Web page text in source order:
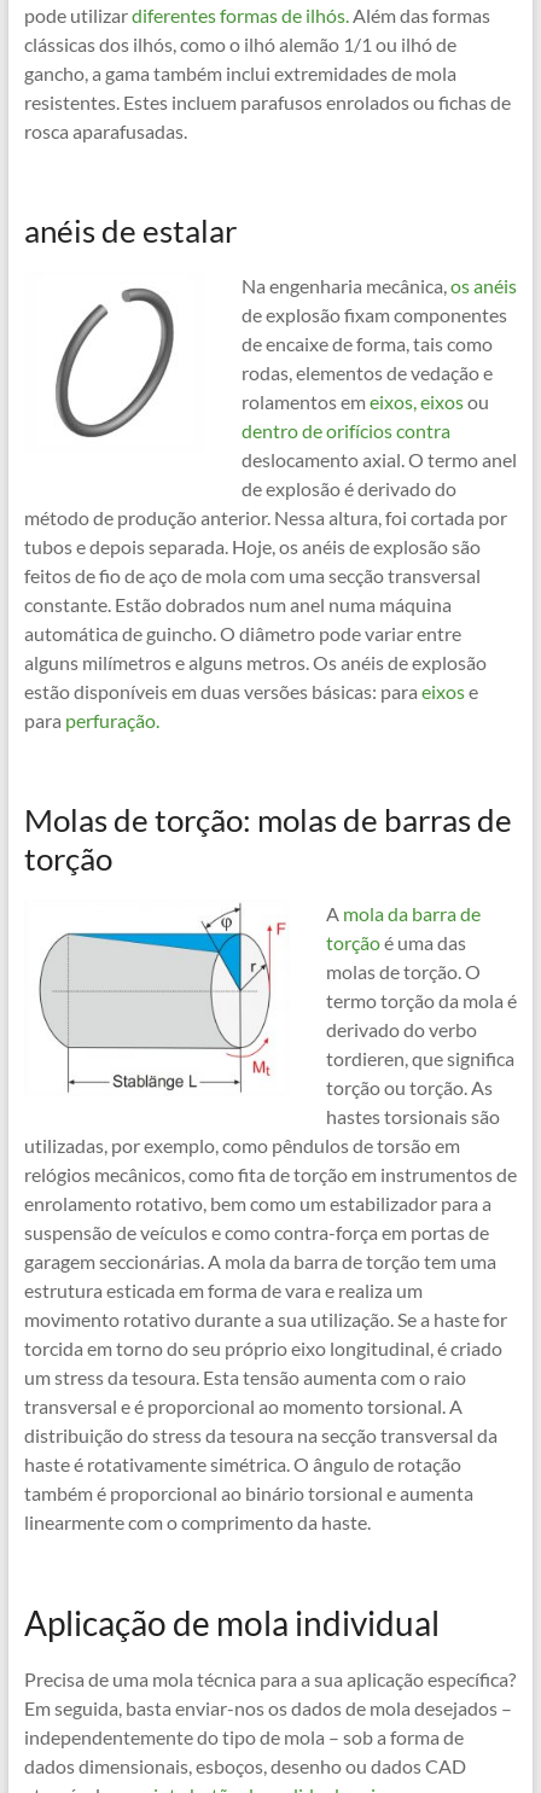
pode utilizardiferentes formas de ilhós.Além das formas
clássicas dos ilhós, como o ilhó alemão 1/1 ou ilhó de
gancho, a gama também inclui extremidades de mola
resistentes. Estes incluem parafusos enrolados ou fichas de
rosca aparafusadas.
anéis de estalar
Na engenharia mecânica,os anéis
de explosão fixam componentes
de encaixe de forma, tais como
rodas, elementos de vedação e
rolamentos emeixos, eixosou
dentro de orifícios contra
deslocamento axial. O termo anel
de explosão é derivado do
método de produção anterior. Nessa altura, foi cortada por
tubos e depois separada. Hoje, os anéis de explosão são
feitos de fio de aço de mola com uma secção transversal
constante. Estão dobrados num anel numa máquina
automática de guincho. O diâmetro pode variar entre
alguns milímetros e alguns metros. Os anéis de explosão
estão disponíveis em duas versões básicas: para eixose
para perfuração.
Molas de torção: molas de barras de
torção
A mola da barra de
torçãoé uma das
molas de torção. O
termo torção da mola é
derivado do verbo
tordieren, que significa
torção ou torção. As
hastes torsionais são
utilizadas, por exemplo, como pêndulos de torsão em
relógios mecânicos, como fita de torção em instrumentos de
enrolamento rotativo, bem como um estabilizador para a
suspensão de veículos e como contra-força em portas de
garagem seccionárias. A mola da barra de torção tem uma
estrutura esticada em forma de vara e realiza um
movimento rotativo durante a sua utilização. Se a haste for
torcida em torno do seu próprio eixo longitudinal, é criado
um stress da tesoura. Esta tensão aumenta com o raio
transversal e é proporcional ao momento torsional. A
distribuição do stress da tesoura na secção transversal da
haste é rotativamente simétrica. O ângulo de rotação
também é proporcional ao binário torsional e aumenta
linearmente com o comprimento da haste.
Aplicação de mola individual
Precisa de uma mola técnica para a sua aplicação específica?
Em seguida, basta enviar-nos os dados de mola desejados –
independentemente do tipo de mola – sob a forma de
dados dimensionais, esboços, desenho ou dados CAD